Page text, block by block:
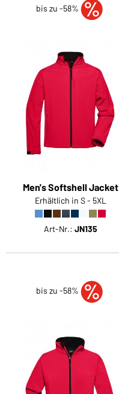
bis zu -58%
Men's Softshell Jacket
Erhältlich in S - 5XL
Art-Nr.: JN135
bis zu -58%